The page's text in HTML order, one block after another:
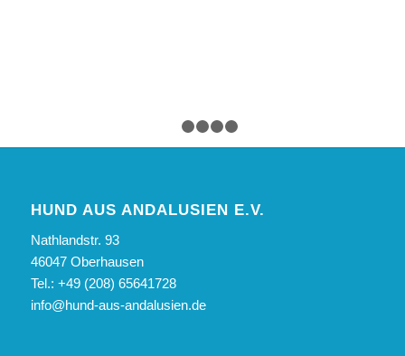
HUND AUS ANDALUSIEN E.V.
Nathlandstr. 93
46047 Oberhausen
Tel.: +49 (208) 65641728
info@hund-aus-andalusien.de